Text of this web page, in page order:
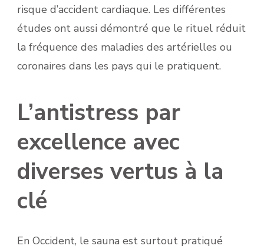
risque d’accident cardiaque. Les différentes
études ont aussi démontré que le rituel réduit
la fréquence des maladies des artérielles ou
coronaires dans les pays qui le pratiquent.
L’antistress par
excellence avec
diverses vertus à la
clé
En Occident, le sauna est surtout pratiqué